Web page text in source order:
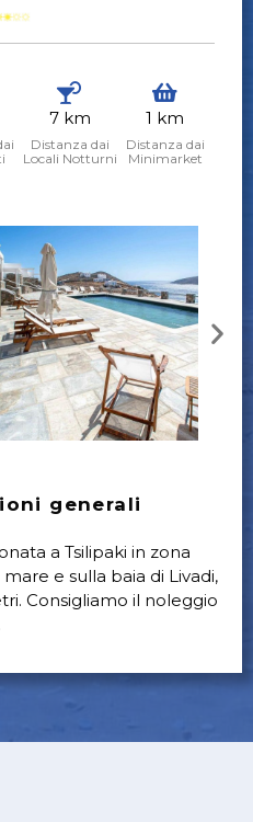
7 km
Distanza dai
Locali Notturni
1 km
Distanza dai
Minimarket
generali
a Tsilipaki in zona
e sulla baia di Livadi,
Consigliamo il noleggio